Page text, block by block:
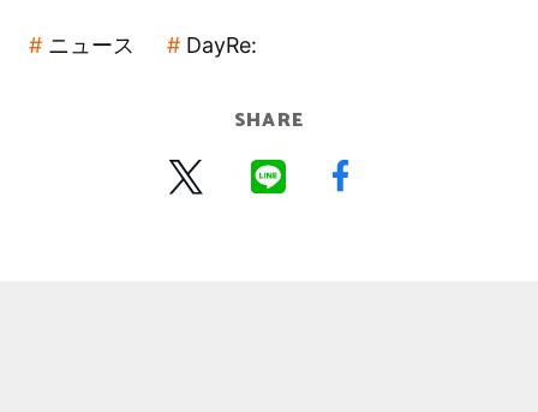
ニュース DayRe:
SHARE